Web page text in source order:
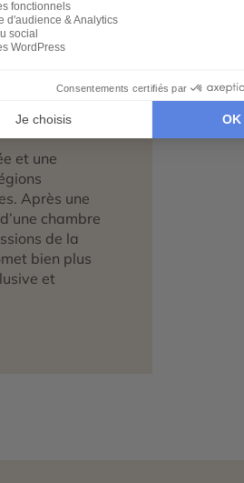
ce sont les
jour avec des
à pied, à cheval
à vos envies.
lever de soleil
en véritable
et une
Après une
chambre
de la
bien plus
et